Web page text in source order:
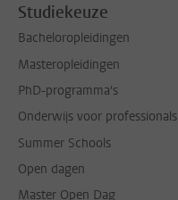
Studiekeuze
Bacheloropleidingen
Masteropleidingen
PhD-programma's
Onderwijs voor professionals
Summer Schools
Open dagen
Master Open Dag